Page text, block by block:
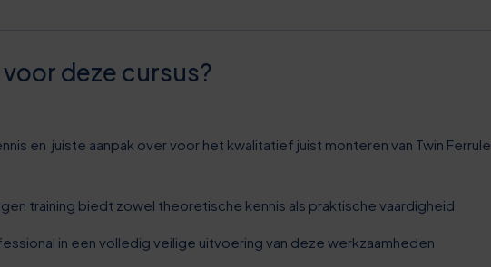
deze cursus?
en juiste aanpak over voor het kwalitatief juist monteren van Twin Ferrule
training biedt zowel theoretische kennis als praktische vaardigheid
in een volledig veilige uitvoering van deze werkzaamheden